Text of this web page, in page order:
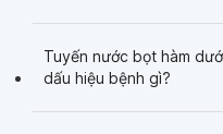
Tuyến nước bọt hàm
dấu hiệu bệnh gì?